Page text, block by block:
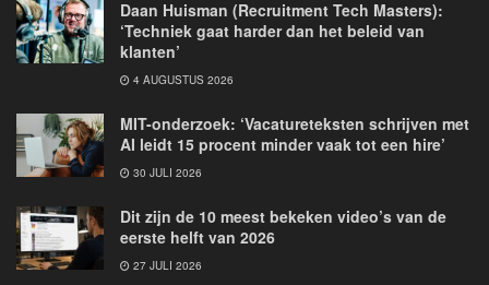
Daan Huisman (Recruitment Tech Masters):
‘Techniek gaat harder dan het beleid van
klanten’
4 AUGUSTUS 2026
MIT-onderzoek: ‘Vacatureteksten schrijven met
AI leidt 15 procent minder vaak tot een hire’
30 JULI 2026
Dit zijn de 10 meest bekeken video’s van de
eerste helft van 2026
27 JULI 2026